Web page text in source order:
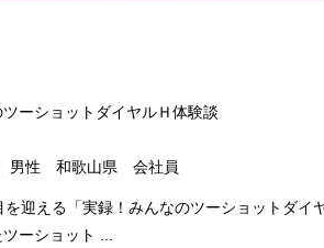
ーショットダイヤルＨ体験談
男性 和歌山県 会社員
迎える「実録！みんなのツーショットダイ
ーショット ...